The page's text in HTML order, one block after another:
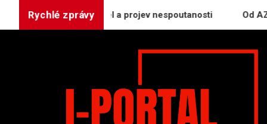
Rychlé zprávy
duši, sociální tmel a projev nespoutanosti Od AZ-kvízu